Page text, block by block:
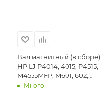
Вал магнитный (в сборе)
HP LJ P4014, 4015, P4515,
M4555MFP, M601, 602,
603 (DV) - DV-MR-H4015
Много